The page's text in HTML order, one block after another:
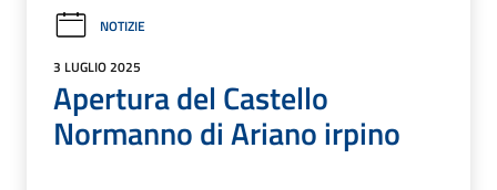
NOTIZIE
3 LUGLIO 2025
Apertura del Castello
Normanno di Ariano irpino